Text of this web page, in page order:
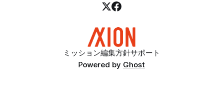
ミッション編集方針サポート
Powered by Ghost